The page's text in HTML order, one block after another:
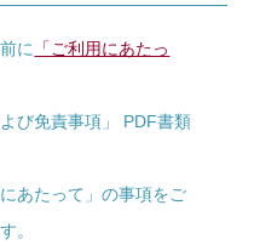
に 「ご利用にあたっ
び免責事項」 PDF書類
あたって」の事項をご
。